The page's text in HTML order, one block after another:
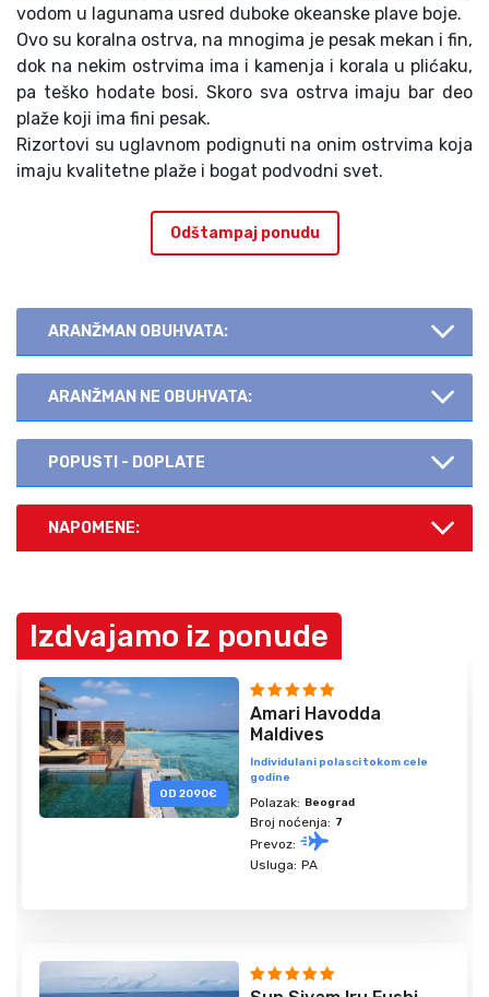
vodom u lagunama usred duboke okeanske plave boje.
Ovo su koralna ostrva, na mnogima je pesak mekan i fin,
dok na nekim ostrvima ima i kamenja i korala u plićaku,
pa teško hodate bosi. Skoro sva ostrva imaju bar deo
plaže koji ima fini pesak.
Rizortovi su uglavnom podignuti na onim ostrvima koja
imaju kvalitetne plaže i bogat podvodni svet.
Odštampaj ponudu
ARANŽMAN OBUHVATA:
ARANŽMAN NE OBUHVATA:
POPUSTI - DOPLATE
NAPOMENE:
Izdvajamo iz ponude
OD 2090€
Amari Havodda
Maldives
Individulani polasci tokom cele
godine
Polazak: Beograd
Broj noćenja: 7
Prevoz:
Usluga: PA